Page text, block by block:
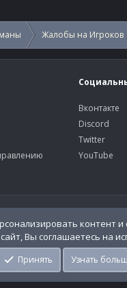
Жалобы на Игроков
Вконтакте
Discord
Twitter
YouTube